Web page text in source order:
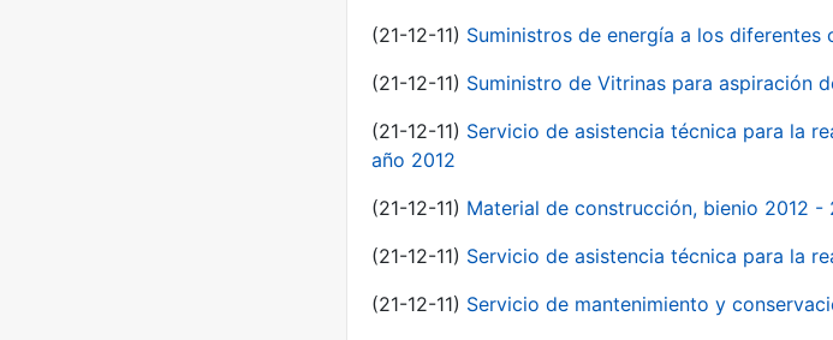
(21-12-11) Suministros de energía a los diferentes
(21-12-11) Suministro de Vitrinas para aspiración
(21-12-11) Servicio de asistencia técnica para la
año 2012
(21-12-11) Material de construcción, bienio 2012 -
(21-12-11) Servicio de asistencia técnica para la
(21-12-11) Servicio de mantenimiento y